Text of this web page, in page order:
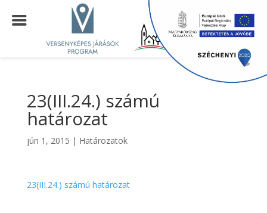
23(III.24.) számú
határozat
jún 1, 2015 | Határozatok
23(III.24.) számú határozat